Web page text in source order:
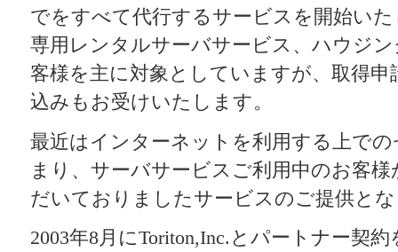
でをすべて代行するサービスを開始い
専用レンタルサーバサービス、ハウジ
客様を主に対象としていますが、取得
込みもお受けいたします。
最近はインターネットを利用する上で
まり、サーバサービスご利用中のお客
だいておりましたサービスのご提供と
2003年8月にToriton,Inc.とパートナー契